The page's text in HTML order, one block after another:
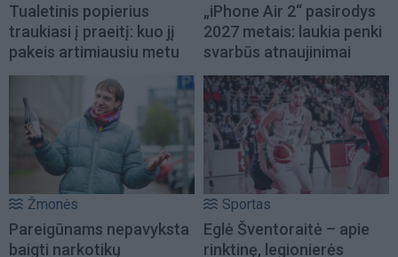
Tualetinis popierius
traukiasi į praeitį: kuo jį
pakeis artimiausiu metu
„iPhone Air 2“ pasirodys
2027 metais: laukia penki
svarbūs atnaujinimai
Žmonės
Pareigūnams nepavyksta
baigti narkotikų
Sportas
Eglė Šventoraitė – apie
rinktinę, legionierės